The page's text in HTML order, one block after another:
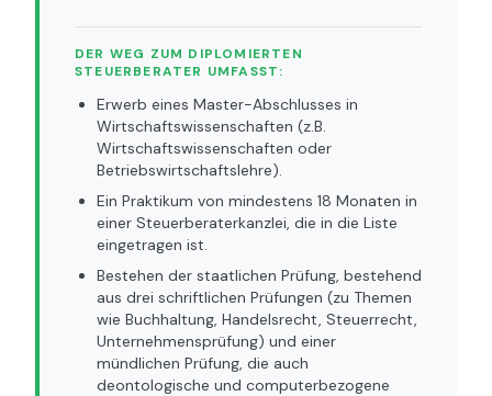
DER WEG ZUM DIPLOMIERTEN
STEUERBERATER UMFASST:
Erwerb eines Master-Abschlusses in
Wirtschaftswissenschaften (z.B.
Wirtschaftswissenschaften oder
Betriebswirtschaftslehre).
Ein Praktikum von mindestens 18 Monaten in
einer Steuerberaterkanzlei, die in die Liste
eingetragen ist.
Bestehen der staatlichen Prüfung, bestehend
aus drei schriftlichen Prüfungen (zu Themen
wie Buchhaltung, Handelsrecht, Steuerrecht,
Unternehmensprüfung) und einer
mündlichen Prüfung, die auch
deontologische und computerbezogene